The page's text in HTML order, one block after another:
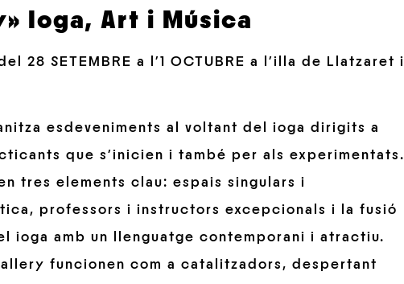
Ioga, Art i Música
28 SETEMBRE a l’1 OCTUBRE a l’illa de Llatzaret i
esdeveniments al voltant del ioga dirigits a
que s’inicien i també per als experimentats.
tres elements clau: espais singulars i
professors i instructors excepcionals i la fusió
ioga amb un llenguatge contemporani i atractiu.
funcionen com a catalitzadors, despertant